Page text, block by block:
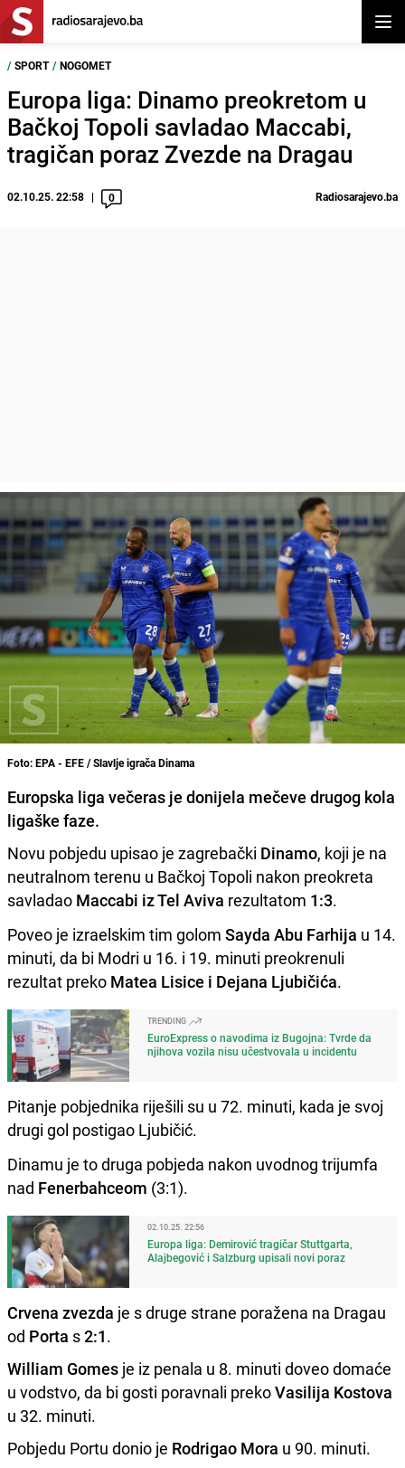
/ SPORT / NOGOMET
Europa liga: Dinamo preokretom u
Bačkoj Topoli savladao Maccabi,
tragičan poraz Zvezde na Dragau
02.10.25. 22:58 0 Radiosarajevo.ba
Foto: EPA - EFE / Slavlje igrača Dinama
Europska liga večeras je donijela mečeve drugog kola
ligaške faze.
Novu pobjedu upisao je zagrebački Dinamo, koji je na
neutralnom terenu u Bačkoj Topoli nakon preokreta
savladao Maccabi iz Tel Aviva rezultatom 1:3.
Poveo je izraelskim tim golom Sayda Abu Farhija u 14.
minuti, da bi Modri u 16. i 19. minuti preokrenuli
rezultat preko Matea Lisice i Dejana Ljubičića.
TRENDING
EuroExpress o navodima iz Bugojna: Tvrde da
njihova vozila nisu učestvovala u incidentu
Pitanje pobjednika riješili su u 72. minuti, kada je svoj
drugi gol postigao Ljubičić.
Dinamu je to druga pobjeda nakon uvodnog trijumfa
nad Fenerbahceom (3:1).
02.10.25. 22:56
Europa liga: Demirović tragičar Stuttgarta,
Alajbegović i Salzburg upisali novi poraz
Crvena zvezda je s druge strane poražena na Dragau
od Porta s2:1.
William Gomes je iz penala u 8. minuti doveo domaće
u vodstvo, da bi gosti poravnali prekoVasilija Kostova
u 32. minuti.
Pobjedu Portu donio je Rodrigao Mora u 90. minuti.